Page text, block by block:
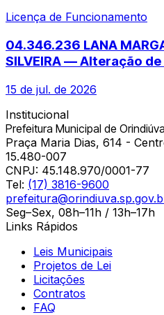
Licença de Funcionamento
04.346.236 LANA
SILVEIRA — Alteração
15 de jul. de 2026
Institucional
Prefeitura Municipal de Orindiúva
Praça Maria Dias, 614 -
15.480-007
CNPJ: 45.148.970/0001-77
Tel: (17) 3816-9600
Seg–Sex, 08h–11h / 13h–17h
Links Rápidos
Leis Municipais
Projetos de Lei
Licitações
Contratos
FAQ